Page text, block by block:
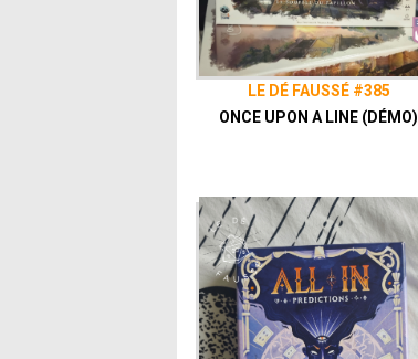
LE DÉ FAUSSÉ #385
ONCE UPON A LINE (DÉMO)